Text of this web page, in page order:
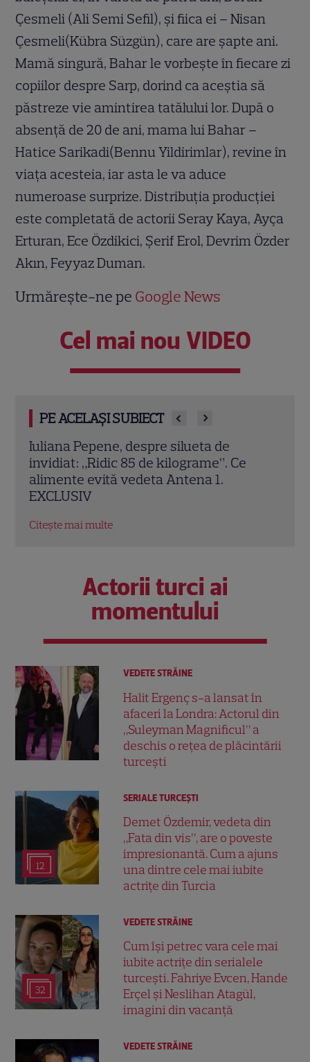
Çesmeli (Ali Semi Sefil), și fiica ei – Nisan
Çesmeli(Kübra Süzgün), care are șapte ani.
Mamă singură, Bahar le vorbește în fiecare zi
copiilor despre Sarp, dorind ca aceștia să
păstreze vie amintirea tatălului lor. După o
absență de 20 de ani, mama lui Bahar –
Hatice Sarikadi(Bennu Yildirimlar), revine în
viața acesteia, iar asta le va aduce
numeroase surprize. Distribuția producției
este completată de actorii Seray Kaya, Ayça
Erturan, Ece Özdikici, Şerif Erol, Devrim Özder
Akın, Feyyaz Duman.
Urmărește-ne pe Google News
Cel mai nou VIDEO
PE ACELAȘI SUBIECT
Vedetele de la Hollywood care nu s-au
căsătorit niciodată. De ce Leonardo
DiCaprio și Charlize Theron au evitat
altarul
Citește mai multe
Actorii turci ai
momentului
VEDETE STRĂINE
Halit Ergenç s-a lansat în
afaceri la Londra: Actorul din
„Suleyman Magnificul” a
deschis o rețea de plăcintării
turcești
12
SERIALE TURCEŞTI
Demet Özdemir, vedeta din
„Fata din vis”, are o poveste
impresionantă. Cum a ajuns
una dintre cele mai iubite
actrițe din Turcia
32
VEDETE STRĂINE
Cum își petrec vara cele mai
iubite actrițe din serialele
turcești. Fahriye Evcen, Hande
Erçel și Neslihan Atagül,
imagini din vacanță
VEDETE STRĂINE